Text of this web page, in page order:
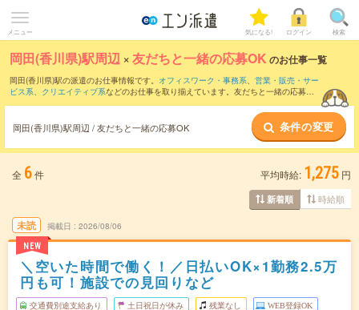
メニュー 気になる! ログイン 検索
岡田(香川県)駅周辺 ×友だちと一緒の応募OK のお仕事一覧
岡田(香川県)駅の派遣のお仕事情報です。 オフィスワーク・事務系、 営業・販売・サー
ビス系、 クリエイティブ系などのお仕事を取り揃えています。友だちと一緒の応募OK
岡田(香川県)駅周辺 / 友だちと一緒の応募OK 条件の変更
全 6件 平均時給: 1,275 円
新着順 時給順
未読
NEW
掲載日 2026/08/06
＼空いた時間で働く！／日払いOK×1勤務2.5万
円も可！施設での見回りなど
交通費別途支給あり 土日祝日が休み 残業なし WEB登録OK